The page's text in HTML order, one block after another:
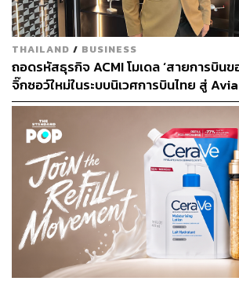
THAILAND / BUSINESS
ถอดรหัสธุรกิจ ACMI โมเดล ‘สายการบินข
จิ๊กซอว์ใหม่ในระบบนิเวศการบินไทย สู่
ของภูมิภาค